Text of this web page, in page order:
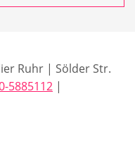
Ruhr | Sölder Str.
5885112 |